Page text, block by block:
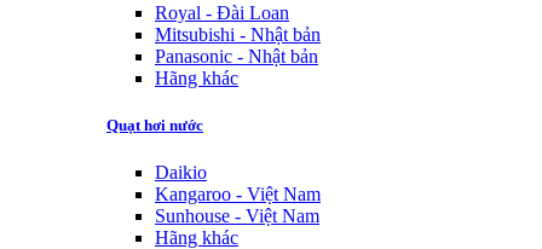
Royal - Đài Loan
Mitsubishi - Nhật bản
Panasonic - Nhật bản
Hãng khác
Quạt hơi nước
Daikio
Kangaroo - Việt Nam
Sunhouse - Việt Nam
Hãng khác